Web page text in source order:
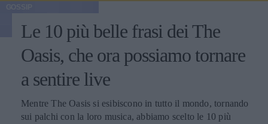
Le 10 più belle frasi dei The
Oasis, che ora possiamo tornare
a sentire live
Mentre The Oasis si esibiscono in tutto il mondo, tornando
sui palchi con la loro musica, abbiamo scelto le 10 più